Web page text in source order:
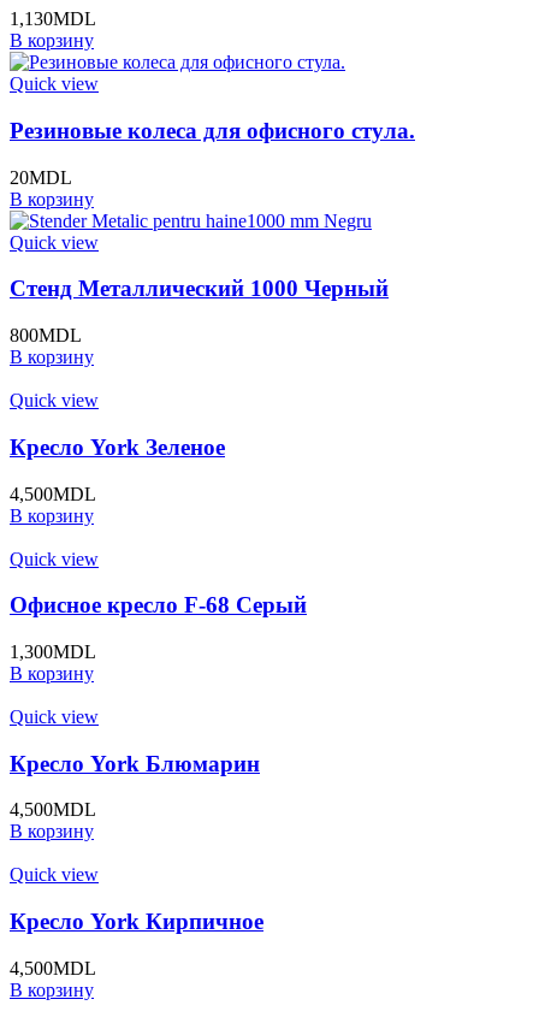
1,130MDL
В корзину
Quick view
Резиновые колеса для офисного стула.
20MDL
В корзину
Quick view
Стенд Металлический 1000 Черный
800MDL
В корзину
Quick view
Кресло York Зеленое
4,500MDL
В корзину
Quick view
Офисное кресло F-68 Серый
1,300MDL
В корзину
Quick view
Кресло York Блюмарин
4,500MDL
В корзину
Quick view
Кресло York Кирпичное
4,500MDL
В корзину